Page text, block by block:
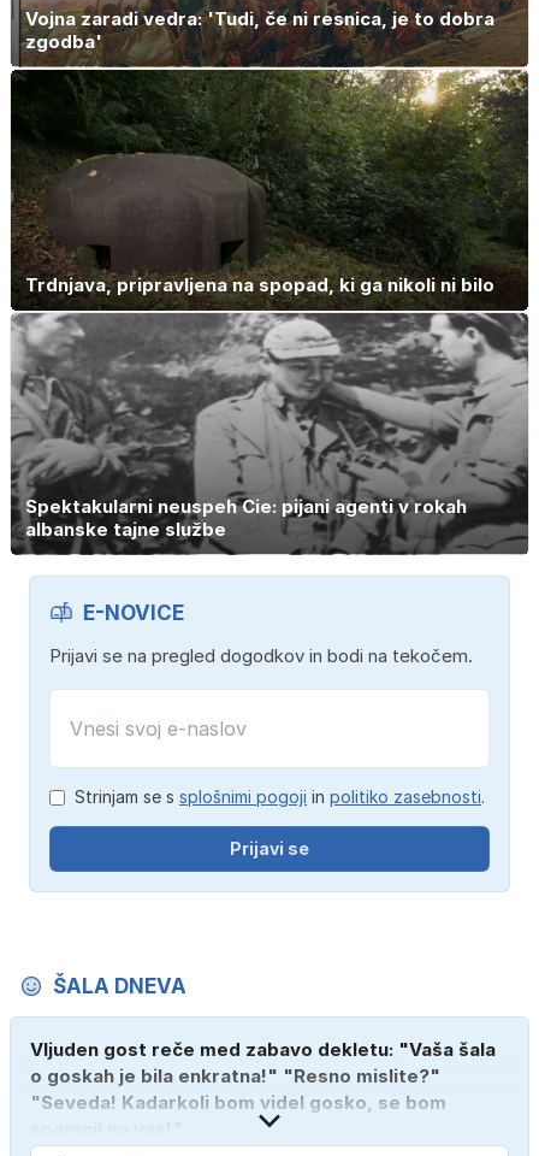
Vojna zaradi vedra: 'Tudi, če ni resnica, je to dobra
zgodba'
Trdnjava, pripravljena na spopad, ki ga nikoli ni bilo
Spektakularni neuspeh Cie: pijani agenti v rokah
albanske tajne službe
E-NOVICE
Prijavi se na pregled dogodkov in bodi na tekočem.
Strinjam se s splošnimi pogoji in politiko zasebnosti.
Prijavi se
ŠALA DNEVA
Vljuden gost reče med zabavo dekletu: "Vaša šala
o goskah je bila enkratna!" "Resno mislite?"
"Seveda! Kadarkoli bom videl gosko, se bom